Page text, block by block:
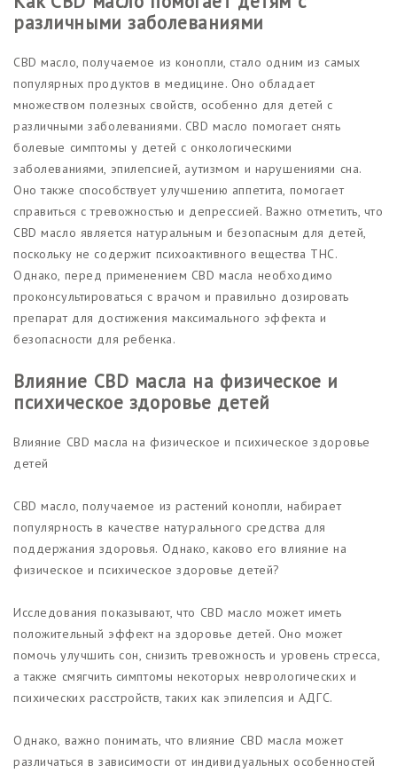
различными заболеваниями
CBD масло, получаемое из конопли, стало одним из самых
популярных продуктов в медицине. Оно обладает
множеством полезных свойств, особенно для детей с
различными заболеваниями. CBD масло помогает снять
болевые симптомы у детей с онкологическими
заболеваниями, эпилепсией, аутизмом и нарушениями сна.
Оно также способствует улучшению аппетита, помогает
справиться с тревожностью и депрессией. Важно отметить, что
CBD масло является натуральным и безопасным для детей,
поскольку не содержит психоактивного вещества THC.
Однако, перед применением CBD масла необходимо
проконсультироваться с врачом и правильно дозировать
препарат для достижения максимального эффекта и
безопасности для ребенка.
Влияние CBD масла на физическое и
психическое здоровье детей
Влияние CBD масла на физическое и психическое здоровье
детей
CBD масло, получаемое из растений конопли, набирает
популярность в качестве натурального средства для
поддержания здоровья. Однако, каково его влияние на
физическое и психическое здоровье детей?
Исследования показывают, что CBD масло может иметь
положительный эффект на здоровье детей. Оно может
помочь улучшить сон, снизить тревожность и уровень стресса,
а также смягчить симптомы некоторых неврологических и
психических расстройств, таких как эпилепсия и АДГС.
Однако, важно понимать, что влияние CBD масла может
различаться в зависимости от индивидуальных особенностей